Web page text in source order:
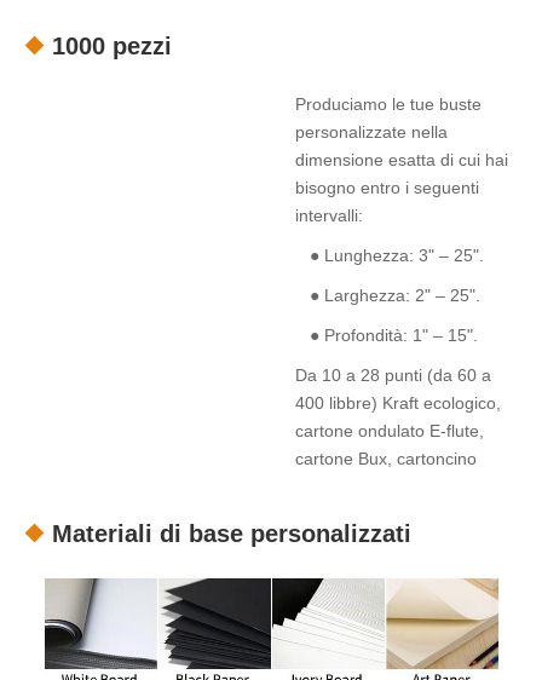
1000 pezzi
Produciamo le tue buste
personalizzate nella
dimensione esatta di cui hai
bisogno entro i seguenti
intervalli:
● Lunghezza: 3" – 25".
● Larghezza: 2" – 25".
● Profondità: 1" – 15".
Da 10 a 28 punti (da 60 a
400 libbre) Kraft ecologico,
cartone ondulato E-flute,
cartone Bux, cartoncino
Materiali di base personalizzati